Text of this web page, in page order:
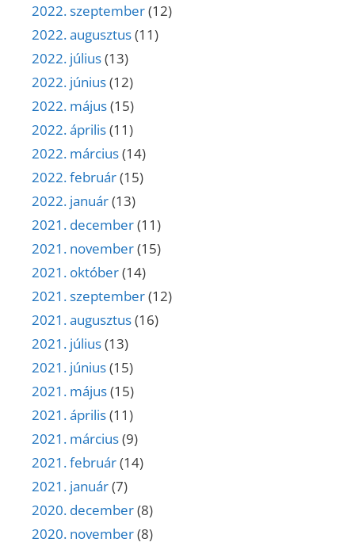
2022. szeptember(12)
2022. augusztus(11)
2022. július(13)
2022. június(12)
2022. május(15)
2022. április(11)
2022. március(14)
2022. február(15)
2022. január(13)
2021. december(11)
2021. november(15)
2021. október(14)
2021. szeptember(12)
2021. augusztus(16)
2021. július(13)
2021. június(15)
2021. május(15)
2021. április(11)
2021. március(9)
2021. február(14)
2021. január(7)
2020. december(8)
2020. november(8)